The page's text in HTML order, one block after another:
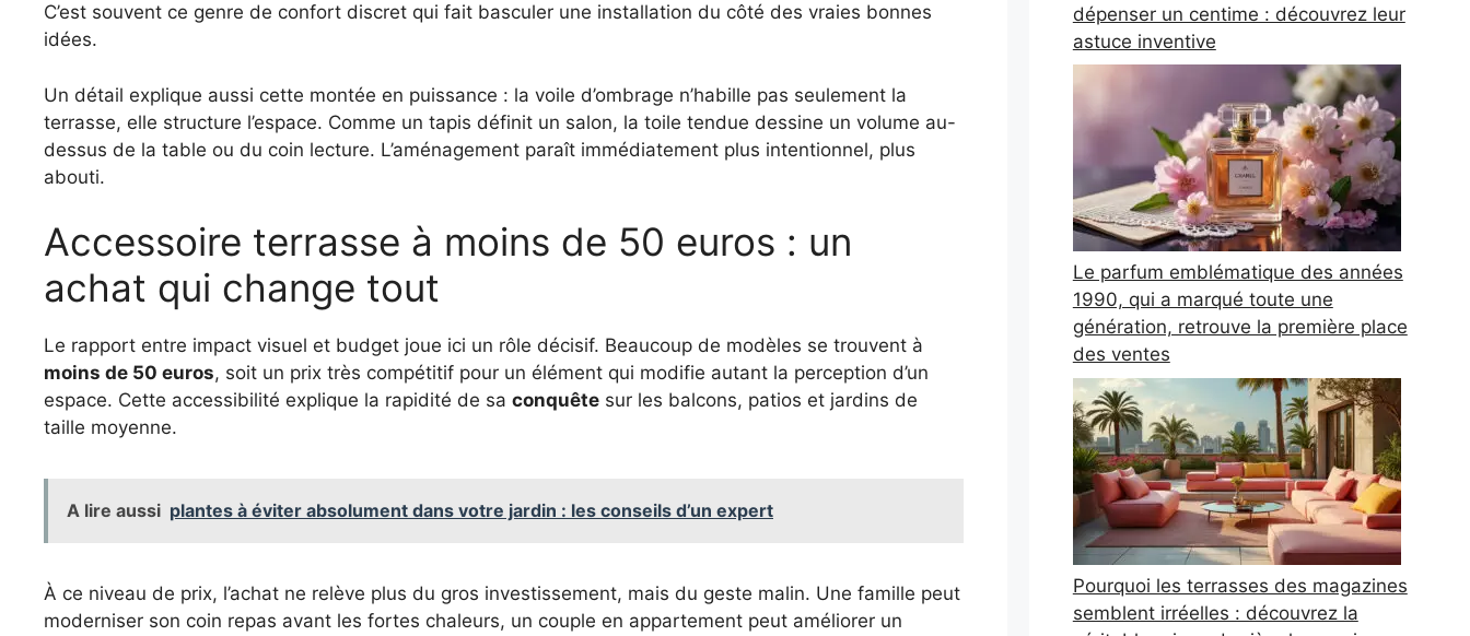
C’est souvent ce genre de confort discret qui fait basculer une installation du côté des vraies bonnes
idées.
Un détail explique aussi cette montée en puissance : la voile d’ombrage n’habille pas seulement la
terrasse, elle structure l’espace. Comme un tapis définit un salon, la toile tendue dessine un volume au-
dessus de la table ou du coin lecture. L’aménagement paraît immédiatement plus intentionnel, plus
abouti.
Accessoire terrasse à moins de 50 euros : un
achat qui change tout
Le rapport entre impact visuel et budget joue ici un rôle décisif. Beaucoup de modèles se trouvent à
moins de 50 euros, soit un prix très compétitif pour un élément qui modifie autant la perception d’un
espace. Cette accessibilité explique la rapidité de sa conquête sur les balcons, patios et jardins de
taille moyenne.
A lire aussi plantes à éviter absolument dans votre jardin : les conseils d’un expert
À ce niveau de prix, l’achat ne relève plus du gros investissement, mais du geste malin. Une famille peut
moderniser son coin repas avant les fortes chaleurs, un couple en appartement peut améliorer un
dépenser un centime : découvrez leur
astuce inventive
Le parfum emblématique des années
1990, qui a marqué toute une
génération, retrouve la première place
des ventes
Pourquoi les terrasses des magazines
semblent irréelles : découvrez la